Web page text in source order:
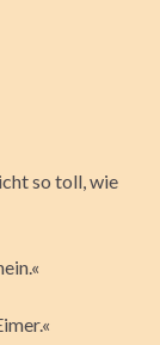
so toll, wie